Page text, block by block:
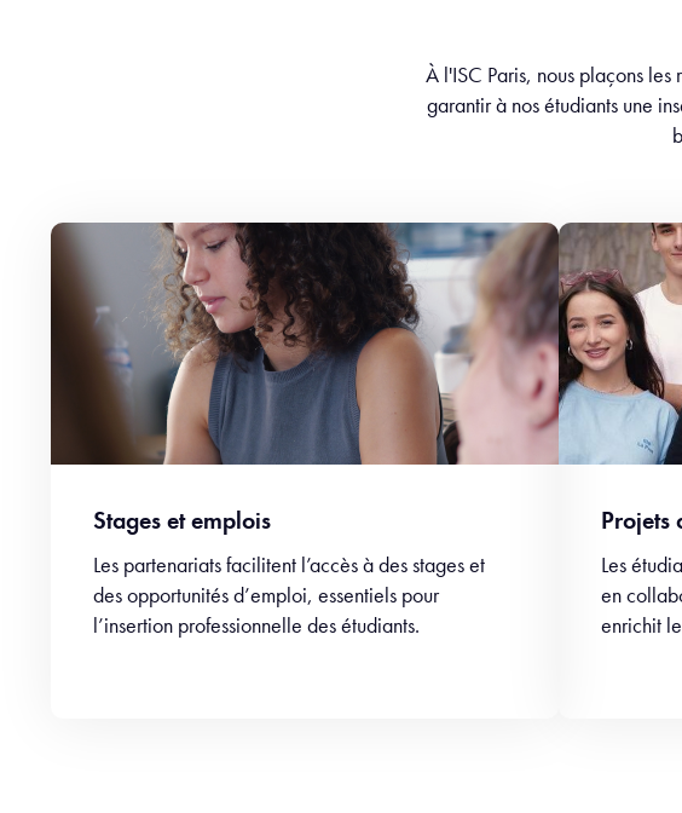
À l'ISC Paris, nous plaçons
garantir à nos étudiants une
Stages et emplois
Les partenariats facilitent l’accès à des stages et
des opportunités d’emploi, essentiels pour
l’insertion professionnelle des étudiants.
Projets
Les
en
enrichit